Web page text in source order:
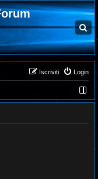
C
e
r
c
a
Login
Iscriviti